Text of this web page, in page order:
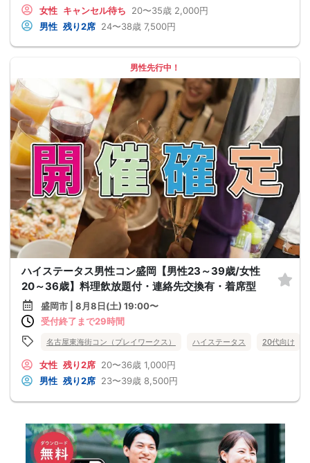
女性 キャンセル待ち 20〜35歳 2,000円
男性 残り2席 24〜38歳 7,500円
男性先行中！
ハイステータス男性コン盛岡【男性23～39歳/女性
20～36歳】料理飲放題付・連絡先交換有・着席型
盛岡市 | 8月8日(土) 19:00〜
受付終了まで29時間
名古屋東海街コン（プレイワークス） ハイステータス 20代向け
女性 残り2席 20〜36歳 1,000円
男性 残り2席 23〜39歳 8,500円